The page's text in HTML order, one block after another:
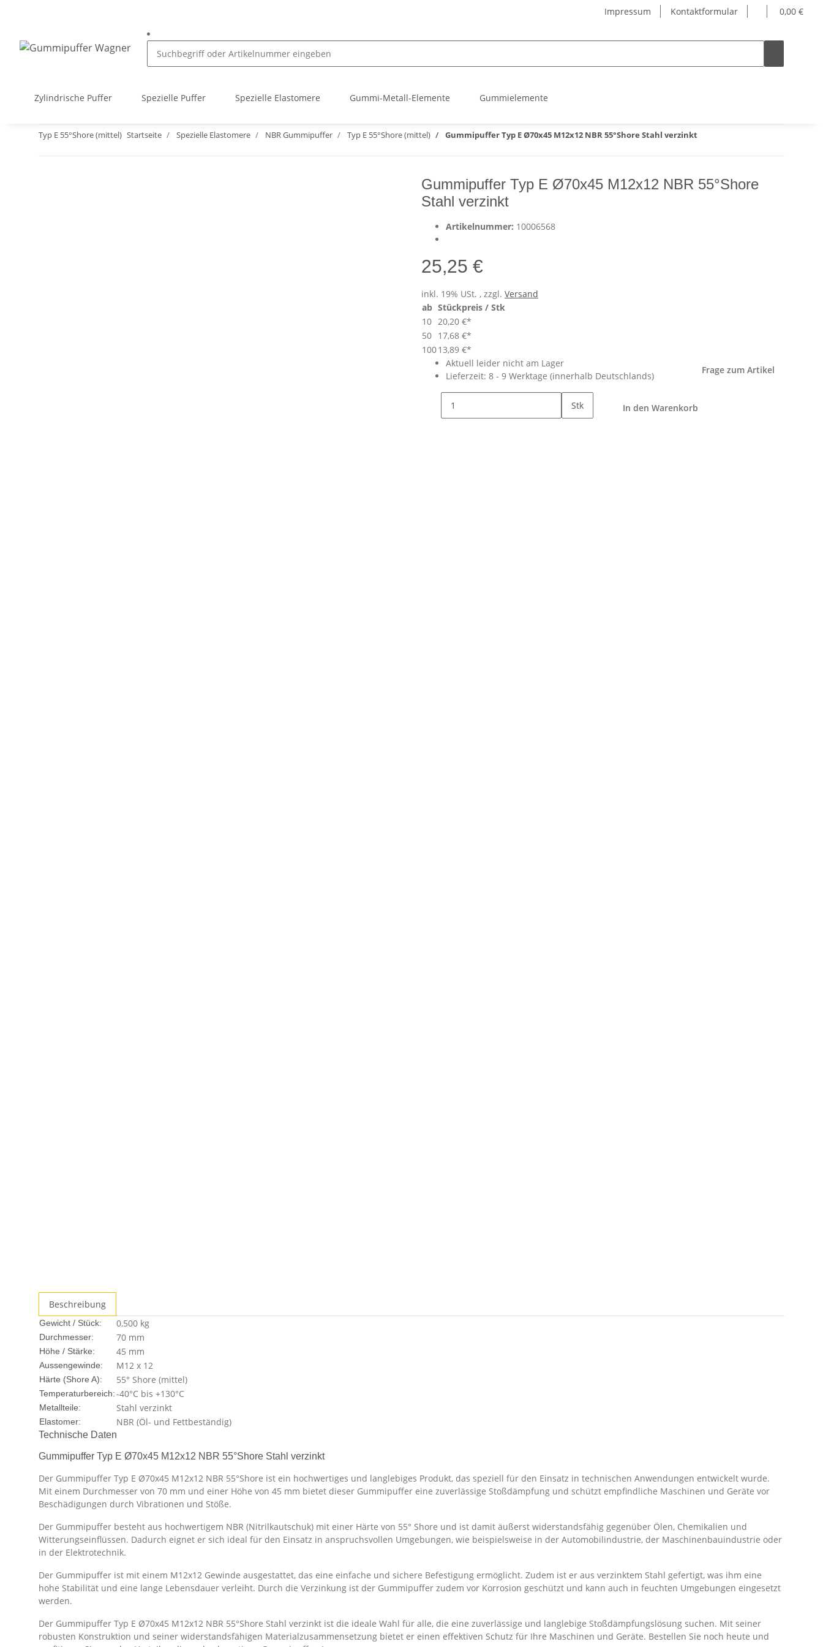
Impressum Kontaktformular 0,00 €
Zylindrische Puffer Spezielle Puffer Spezielle Elastomere Gummi-Metall-Elemente Gummielemente
Typ E 55°Shore (mittel) Startseite Spezielle Elastomere NBR Gummipuffer Typ E 55°Shore (mittel) Gummipuffer Typ E Ø70x45 M12x12 NBR 55°Shore Stahl verzinkt
Gummipuffer Typ E Ø70x45 M12x12 NBR 55°Shore
Stahl verzinkt
Artikelnummer: 10006568
25,25 €
inkl. 19% USt. , zzgl. Versand
ab Stückpreis / Stk
10 20,20 €*
50 17,68 €*
10013,89 €*
Aktuell leider nicht am Lager
Lieferzeit: 8 - 9 Werktage (innerhalb Deutschlands)
Frage zum Artikel
Stk In den Warenkorb
Beschreibung
Technische Daten
Gewicht / Stück: 0,500 kg
Durchmesser: 70 mm
Höhe / Stärke: 45 mm
Aussengewinde: M12 x 12
Härte (Shore A): 55° Shore (mittel)
Temperaturbereich:-40°C bis +130°C
Metallteile: Stahl verzinkt
Elastomer: NBR (Öl- und Fettbeständig)
Gummipuffer Typ E Ø70x45 M12x12 NBR 55°Shore Stahl verzinkt
Der Gummipuffer Typ E Ø70x45 M12x12 NBR 55°Shore ist ein hochwertiges und langlebiges Produkt, das speziell für den Einsatz in technischen Anwendungen entwickelt wurde.
Mit einem Durchmesser von 70 mm und einer Höhe von 45 mm bietet dieser Gummipuffer eine zuverlässige Stoßdämpfung und schützt empfindliche Maschinen und Geräte vor
Beschädigungen durch Vibrationen und Stöße.
Der Gummipuffer besteht aus hochwertigem NBR (Nitrilkautschuk) mit einer Härte von 55° Shore und ist damit äußerst widerstandsfähig gegenüber Ölen, Chemikalien und
Witterungseinflüssen. Dadurch eignet er sich ideal für den Einsatz in anspruchsvollen Umgebungen, wie beispielsweise in der Automobilindustrie, der Maschinenbauindustrie oder
in der Elektrotechnik.
Der Gummipuffer ist mit einem M12x12 Gewinde ausgestattet, das eine einfache und sichere Befestigung ermöglicht. Zudem ist er aus verzinktem Stahl gefertigt, was ihm eine
hohe Stabilität und eine lange Lebensdauer verleiht. Durch die Verzinkung ist der Gummipuffer zudem vor Korrosion geschützt und kann auch in feuchten Umgebungen eingesetzt
werden.
Der Gummipuffer Typ E Ø70x45 M12x12 NBR 55°Shore Stahl verzinkt ist die ideale Wahl für alle, die eine zuverlässige und langlebige Stoßdämpfungslösung suchen. Mit seiner
robusten Konstruktion und seiner widerstandsfähigen Materialzusammensetzung bietet er einen effektiven Schutz für Ihre Maschinen und Geräte. Bestellen Sie noch heute und